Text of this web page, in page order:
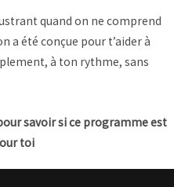
quand on ne comprend
a été conçue pour t’aider à
à ton rythme, sans
savoir si ce programme est
toi